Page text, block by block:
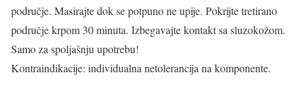
područje. Masirajte dok se potpuno ne upije. Pokrijte tretirano
područje krpom 30 minuta. Izbegavajte kontakt sa sluzokožom.
Samo za spoljašnju upotrebu!
Kontraindikacije: individualna netolerancija na komponente.